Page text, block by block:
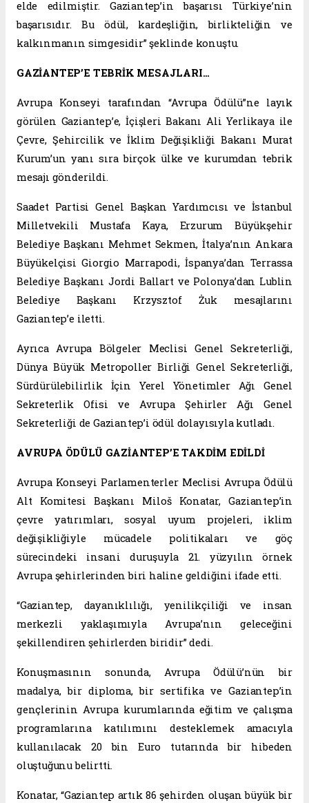
elde edilmiştir. Gaziantep’in başarısı Türkiye’nin
başarısıdır. Bu ödül, kardeşliğin, birlikteliğin ve
kalkınmanın simgesidir” şeklinde konuştu.
GAZİANTEP’E TEBRİK MESAJLARI…
Avrupa Konseyi tarafından “Avrupa Ödülü”ne layık
görülen Gaziantep’e, İçişleri Bakanı Ali Yerlikaya ile
Çevre, Şehircilik ve İklim Değişikliği Bakanı Murat
Kurum’un yanı sıra birçok ülke ve kurumdan tebrik
mesajı gönderildi.
Saadet Partisi Genel Başkan Yardımcısı ve İstanbul
Milletvekili Mustafa Kaya, Erzurum Büyükşehir
Belediye Başkanı Mehmet Sekmen, İtalya’nın Ankara
Büyükelçisi Giorgio Marrapodi, İspanya’dan Terrassa
Belediye Başkanı Jordi Ballart ve Polonya’dan Lublin
Belediye Başkanı Krzysztof Żuk mesajlarını
Gaziantep’e iletti.
Ayrıca Avrupa Bölgeler Meclisi Genel Sekreterliği,
Dünya Büyük Metropoller Birliği Genel Sekreterliği,
Sürdürülebilirlik İçin Yerel Yönetimler Ağı Genel
Sekreterlik Ofisi ve Avrupa Şehirler Ağı Genel
Sekreterliği de Gaziantep’i ödül dolayısıyla kutladı.
AVRUPA ÖDÜLÜ GAZİANTEP’E TAKDİM EDİLDİ
Avrupa Konseyi Parlamenterler Meclisi Avrupa Ödülü
Alt Komitesi Başkanı Miloš Konatar, Gaziantep’in
çevre yatırımları, sosyal uyum projeleri, iklim
değişikliğiyle mücadele politikaları ve göç
sürecindeki insani duruşuyla 21. yüzyılın örnek
Avrupa şehirlerinden biri haline geldiğini ifade etti.
“Gaziantep, dayanıklılığı, yenilikçiliği ve insan
merkezli yaklaşımıyla Avrupa’nın geleceğini
şekillendiren şehirlerden biridir” dedi.
Konuşmasının sonunda, Avrupa Ödülü’nün bir
madalya, bir diploma, bir sertifika ve Gaziantep’in
gençlerinin Avrupa kurumlarında eğitim ve çalışma
programlarına katılımını desteklemek amacıyla
kullanılacak 20 bin Euro tutarında bir hibeden
oluştuğunu belirtti.
Konatar, “Gaziantep artık 86 şehirden oluşan büyük bir